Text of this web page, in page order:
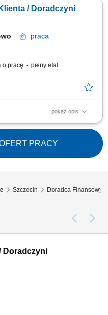
celów sprzedażowych;
oraz rozwijanie portfela
/ Doradczyni
praca
o pracę
pełny etat
pokaż opis
oraz sektora MŚP i
finansowych; Aktywna sprzedaż
celów sprzedażowych;
oraz rozwijanie portfela
PRACY
Szczecin Doradca Finansowy
Doradczyni